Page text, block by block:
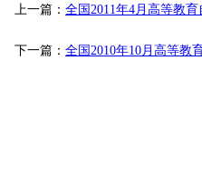
上一篇： 全国2011年4月高等教
下一篇： 全国2010年10月高等教